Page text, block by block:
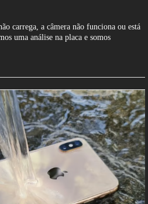
carrega, a câmera não funciona ou está
uma análise na placa e somos